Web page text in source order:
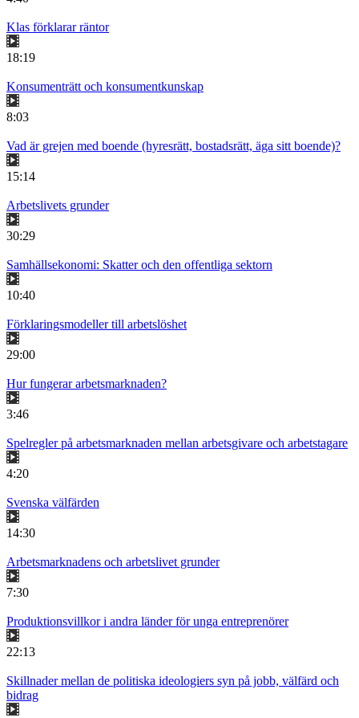
Klas förklarar räntor
18:19
Konsumenträtt och konsumentkunskap
8:03
Vad är grejen med boende (hyresrätt, bostadsrätt, äga sitt boende)?
15:14
Arbetslivets grunder
30:29
Samhällsekonomi: Skatter och den offentliga sektorn
10:40
Förklaringsmodeller till arbetslöshet
29:00
Hur fungerar arbetsmarknaden?
3:46
Spelregler på arbetsmarknaden mellan arbetsgivare och arbetstagare
4:20
Svenska välfärden
14:30
Arbetsmarknadens och arbetslivet grunder
7:30
Produktionsvillkor i andra länder för unga entreprenörer
22:13
Skillnader mellan de politiska ideologiers syn på jobb, välfärd och
bidrag